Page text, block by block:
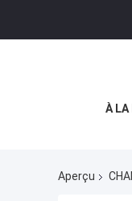
À LA
Aperçu